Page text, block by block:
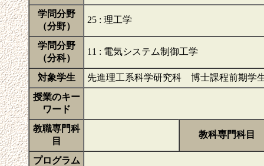
学問分野
（分野）
25 : 理工学
学問分野
（分科）
11 : 電気システム制御工学
対象学生
先進理工系科学研究科 博士課程前期学
授業のキー
ワード
教職専門科
目
教科専門科目
プログラム